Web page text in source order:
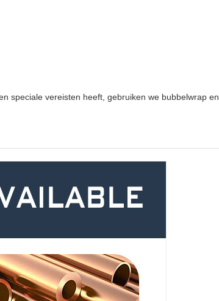
speciale vereisten heeft, gebruiken we bubbelwrap en